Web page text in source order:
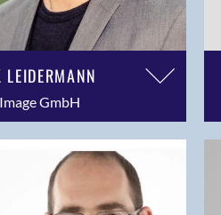
LEIDERMANN
GmbH